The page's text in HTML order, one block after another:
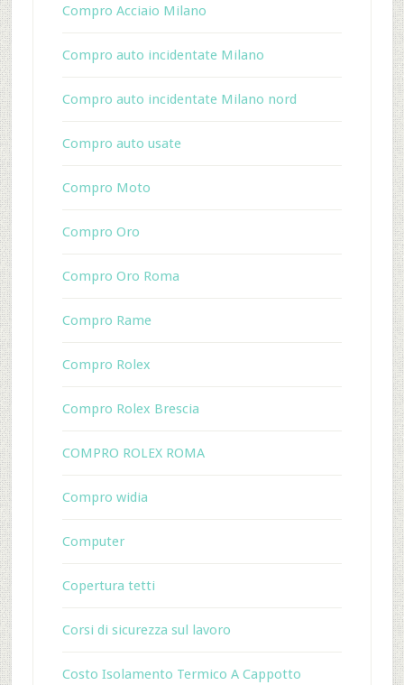
Compro Acciaio Milano
Compro auto incidentate Milano
Compro auto incidentate Milano nord
Compro auto usate
Compro Moto
Compro Oro
Compro Oro Roma
Compro Rame
Compro Rolex
Compro Rolex Brescia
COMPRO ROLEX ROMA
Compro widia
Computer
Copertura tetti
Corsi di sicurezza sul lavoro
Costo Isolamento Termico A Cappotto